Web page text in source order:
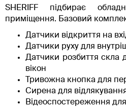
SHERIFF підбирає
приміщення. Базовий
Датчики відкриття на
Датчики руху для
Датчики розбиття скла
вікон
Тривожна кнопка для
Сирена для
Відеоспостереження